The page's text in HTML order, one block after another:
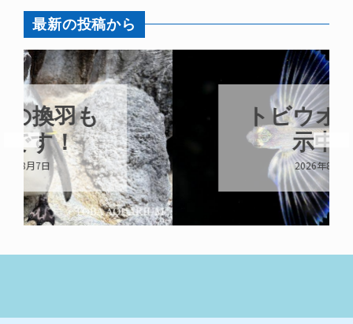
最新の投稿から
トビウオ幼魚展
示中！
2026年8月6日